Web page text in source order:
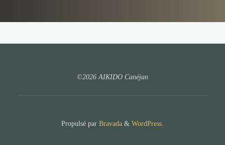
©2026 AIKIDO Canéjan
Propulsé par Bravada & WordPress.